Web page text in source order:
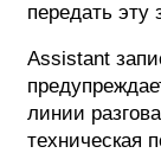
передать эту
Assistant
линии
техническая